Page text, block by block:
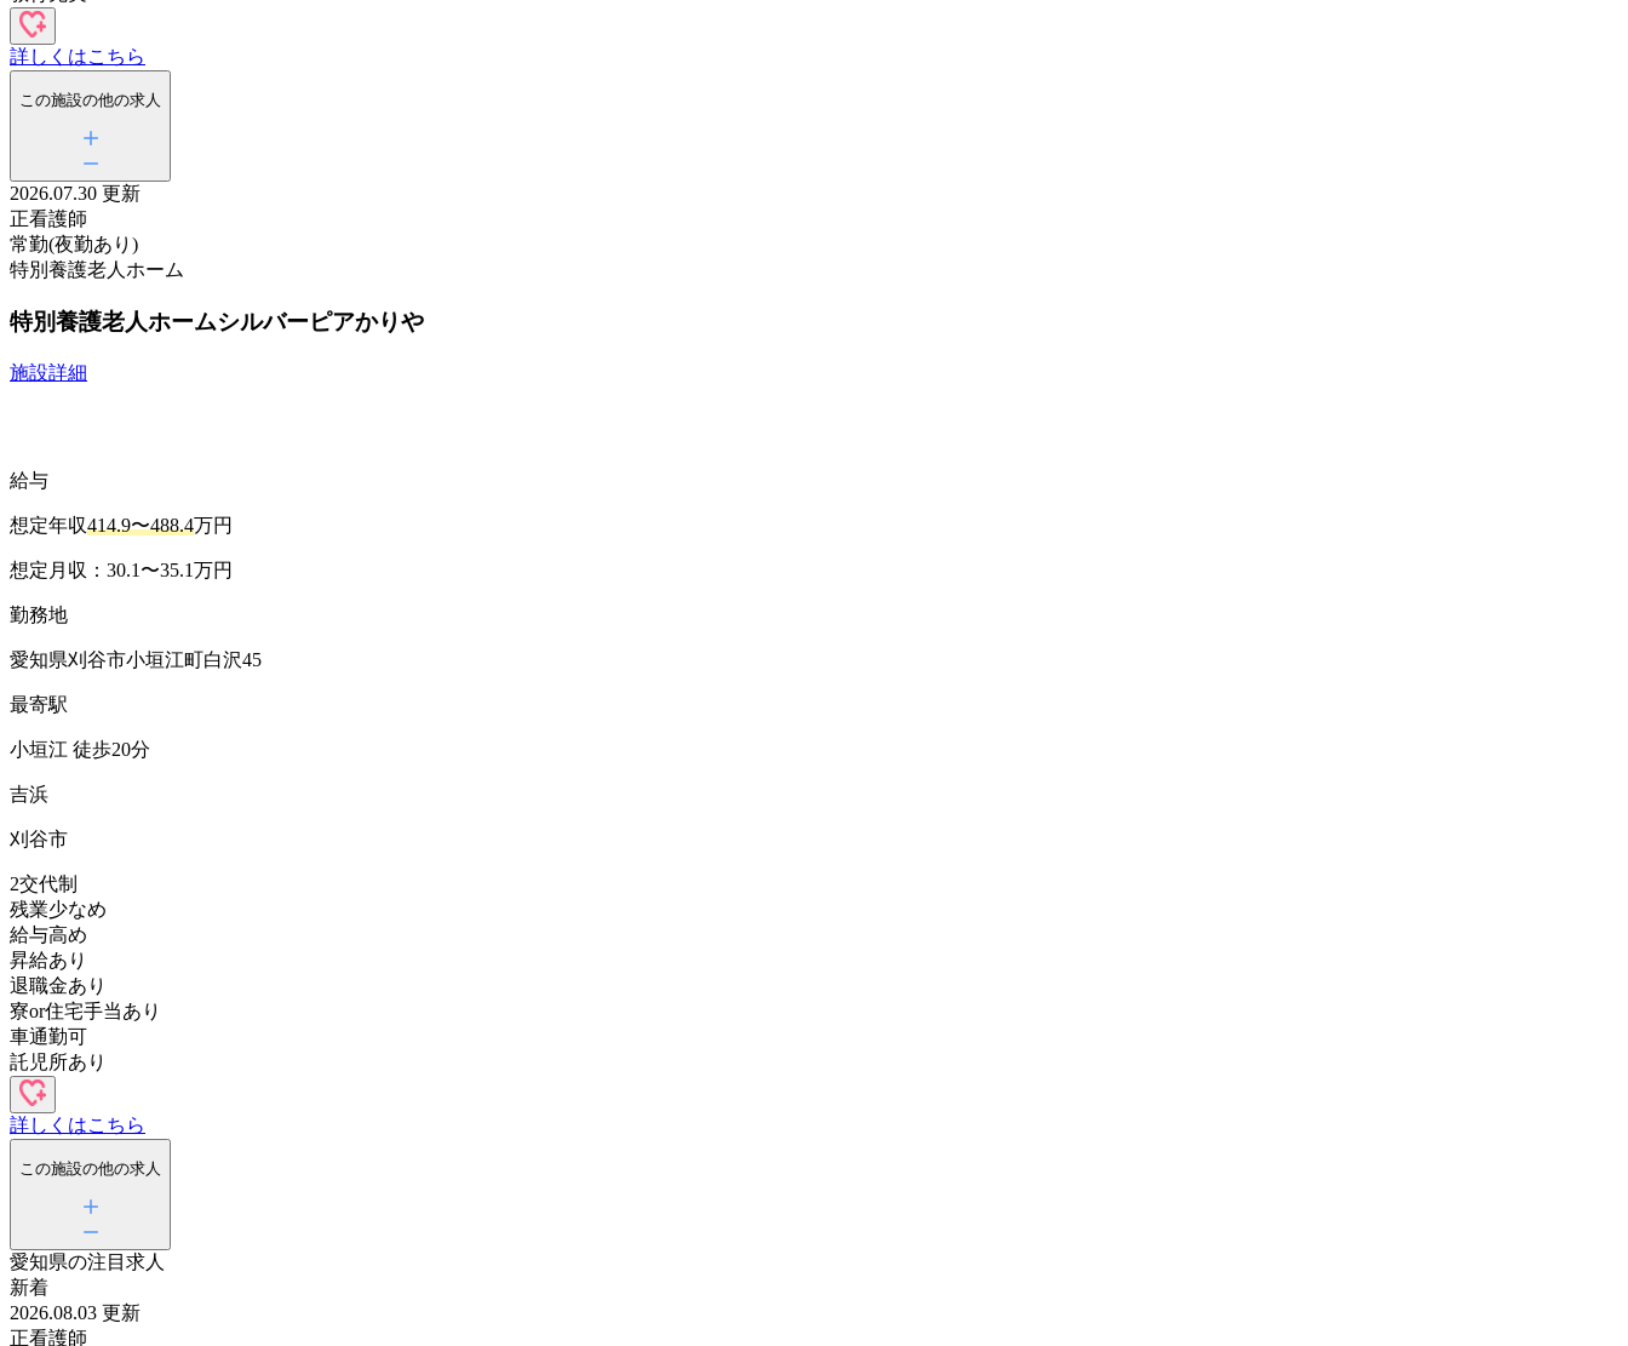
詳しくはこちら
この施設の他の求人
2026.07.30 更新
正看護師
常勤(夜勤あり)
特別養護老人ホーム
特別養護老人ホームシルバーピアかりや
施設詳細
給与
想定年収414.9〜488.4万円
想定月収：30.1〜35.1万円
勤務地
愛知県刈谷市小垣江町白沢45
最寄駅
小垣江 徒歩20分
吉浜
刈谷市
2交代制
残業少なめ
給与高め
昇給あり
退職金あり
寮or住宅手当あり
車通勤可
託児所あり
詳しくはこちら
この施設の他の求人
愛知県の注目求人
新着
2026.08.03 更新
正看護師